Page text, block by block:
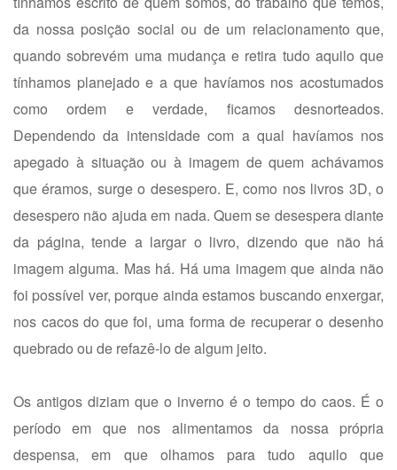
da nossa posição social ou de um relacionamento que,
quando sobrevém uma mudança e retira tudo aquilo que
tínhamos planejado e a que havíamos nos acostumados
como ordem e verdade, ficamos desnorteados.
Dependendo da intensidade com a qual havíamos nos
apegado à situação ou à imagem de quem achávamos
que éramos, surge o desespero. E, como nos livros 3D, o
desespero não ajuda em nada. Quem se desespera diante
da página, tende a largar o livro, dizendo que não há
imagem alguma. Mas há. Há uma imagem que ainda não
foi possível ver, porque ainda estamos buscando enxergar,
nos cacos do que foi, uma forma de recuperar o desenho
quebrado ou de refazê-lo de algum jeito.
Os antigos diziam que o inverno é o tempo do caos. É o
período em que nos alimentamos da nossa própria
despensa, em que olhamos para tudo aquilo que